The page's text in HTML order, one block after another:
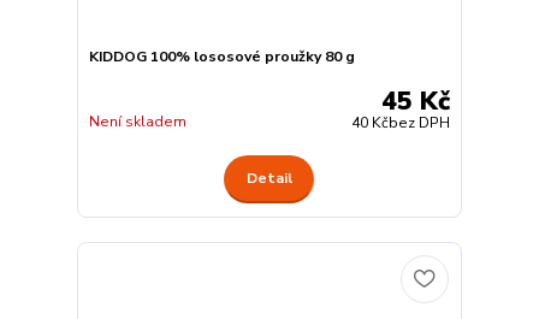
KIDDOG 100% lososové proužky 80 g
45 Kč
40 Kčbez DPH
Není skladem
Detail